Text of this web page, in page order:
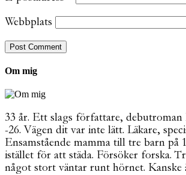
Webbplats
Om mig
33 år. Ett slags författare, debutroman
-26. Vägen dit var inte lätt. Läkare,
Ensamstående mamma till tre barn på
istället för att städa. Försöker forska.
något stort väntar runt hörnet. Kanske